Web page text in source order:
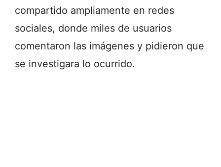
compartido ampliamente en redes
sociales, donde miles de usuarios
comentaron las imágenes y pidieron que
se investigara lo ocurrido.